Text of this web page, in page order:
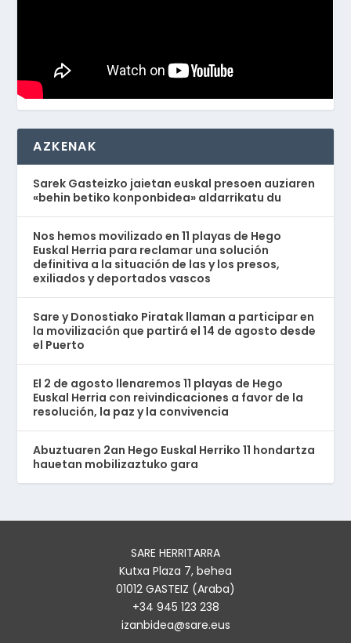
AZKENAK
Sarek Gasteizko jaietan euskal presoen auziaren
«behin betiko konponbidea» aldarrikatu du
Nos hemos movilizado en 11 playas de Hego
Euskal Herria para reclamar una solución
definitiva a la situación de las y los presos,
exiliados y deportados vascos
Sare y Donostiako Piratak llaman a participar en
la movilización que partirá el 14 de agosto desde
el Puerto
El 2 de agosto llenaremos 11 playas de Hego
Euskal Herria con reivindicaciones a favor de la
resolución, la paz y la convivencia
Abuztuaren 2an Hego Euskal Herriko 11 hondartza
hauetan mobilizaztuko gara
SARE HERRITARRA
Kutxa Plaza 7, behea
01012 GASTEIZ (Araba)
+34 945 123 238
izanbidea@sare.eus